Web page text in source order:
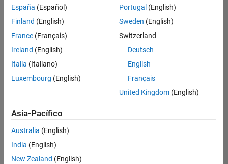
han
traducido
todos
los
empleos.
Busque
por
ubicación
todos
empleos
en su
zona.
España (Español)
Finland (English)
France (Français)
Ireland (English)
Italia (Italiano)
Luxembourg (English)
Portugal (English)
Sweden (English)
Switzerland
Deutsch
English
Français
United Kingdom(English)
Asia-Pacífico
Australia (English)
India (English)
New Zealand (English)